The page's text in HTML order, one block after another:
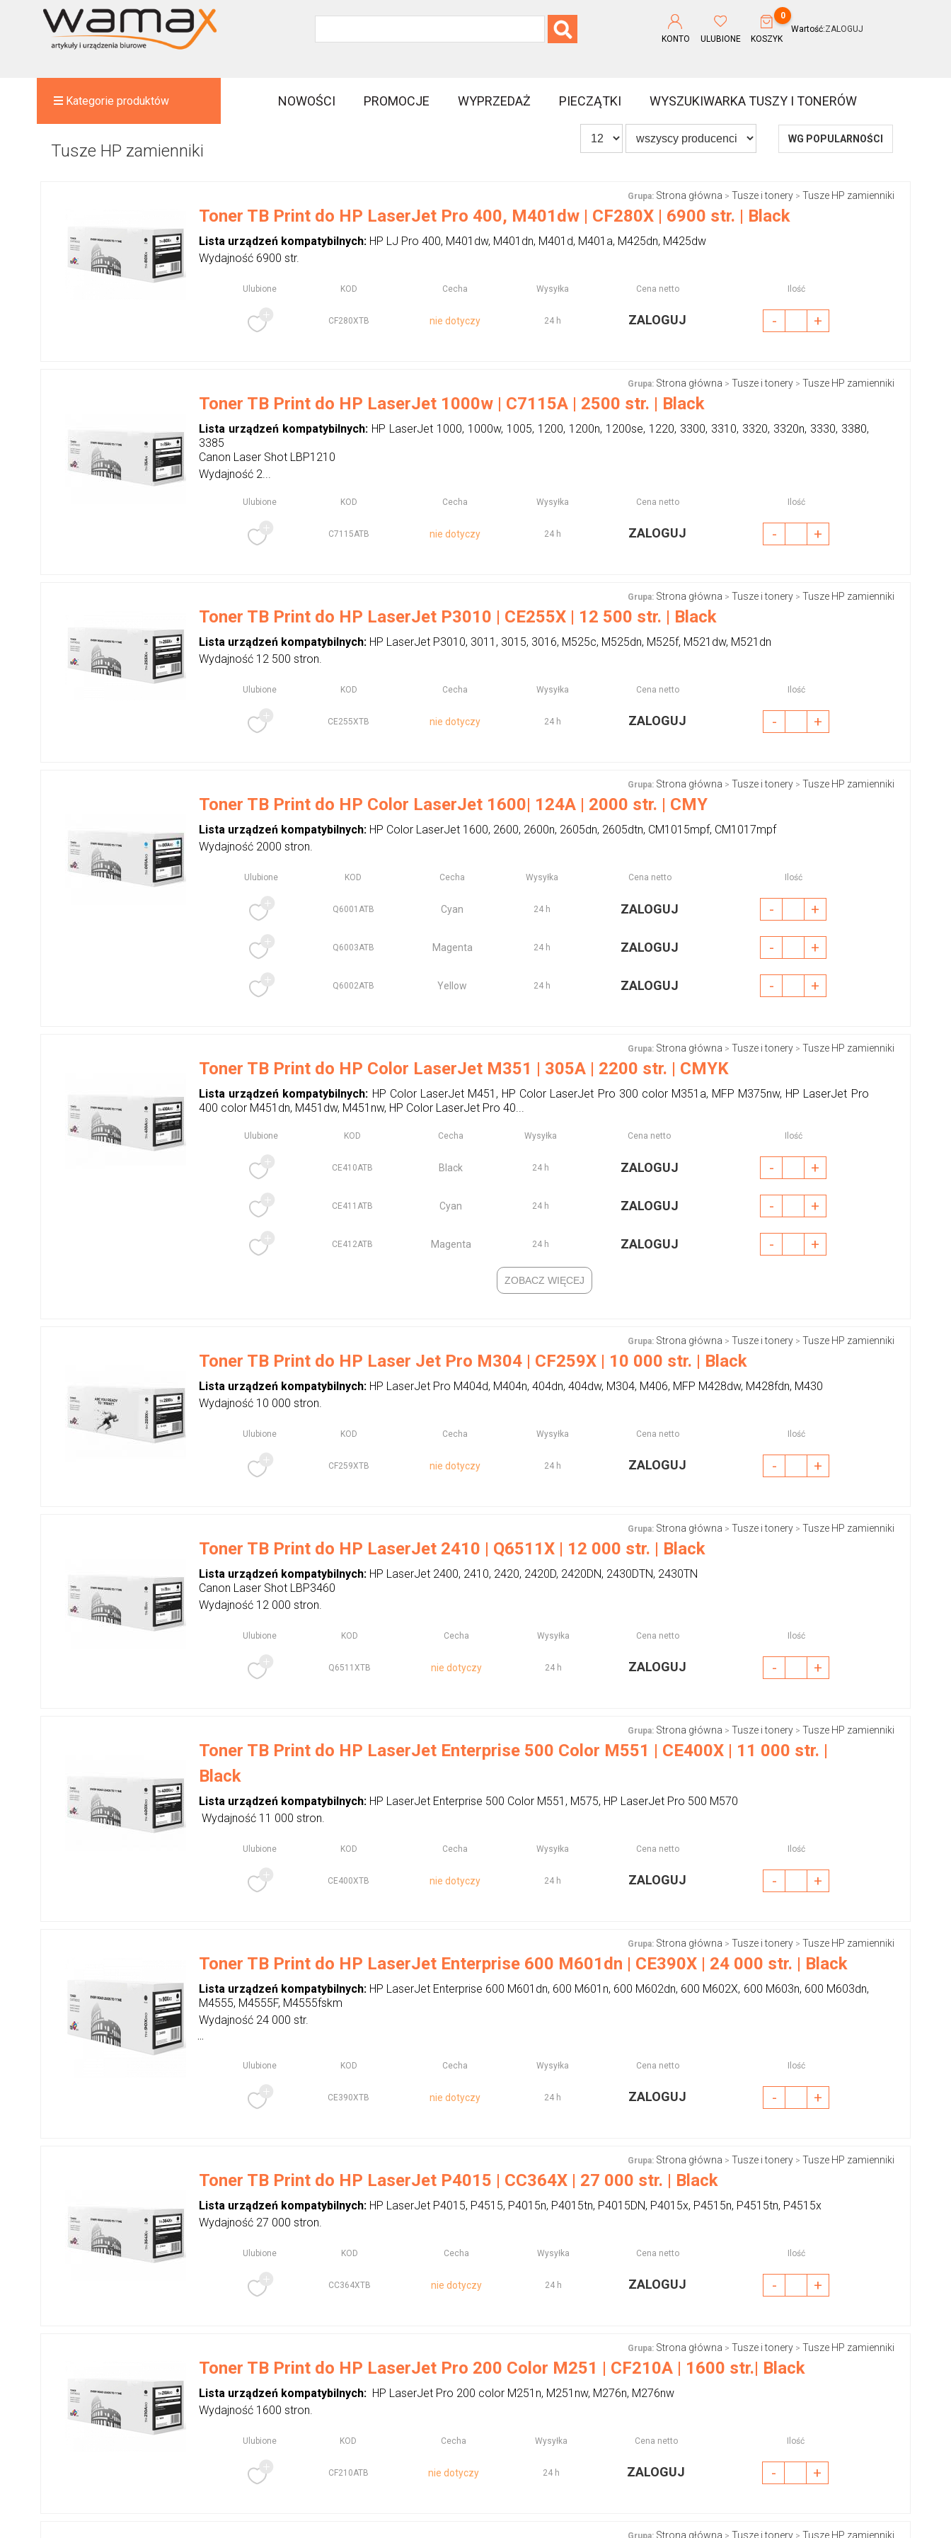
KONTO ULUBIONE
0
KOSZYK
Wartość:ZALOGUJ
Kategorie produktów NOWOŚCI PROMOCJE WYPRZEDAŻ PIECZĄTKI WYSZUKIWARKA TUSZY I TONERÓW
WG POPULARNOŚCI
Tusze HP zamienniki
Grupa: Strona główna > Tusze i tonery > Tusze HP zamienniki
Toner TB Print do HP LaserJet Pro 400, M401dw | CF280X | 6900 str. | Black
Lista urządzeń kompatybilnych: HP LJ Pro 400, M401dw, M401dn, M401d, M401a, M425dn, M425dw
Wydajność 6900 str.
Ulubione KOD Cecha Wysyłka Cena netto Ilość
CF280XTB nie dotyczy 24 h ZALOGUJ - +
Grupa: Strona główna > Tusze i tonery > Tusze HP zamienniki
Toner TB Print do HP LaserJet 1000w | C7115A | 2500 str. | Black
Lista urządzeń kompatybilnych: HP LaserJet 1000, 1000w, 1005, 1200, 1200n, 1200se, 1220, 3300, 3310, 3320, 3320n, 3330, 3380,
3385
Canon Laser Shot LBP1210
Wydajność 2...
Ulubione KOD Cecha Wysyłka Cena netto Ilość
C7115ATB nie dotyczy 24 h ZALOGUJ - +
Grupa: Strona główna > Tusze i tonery > Tusze HP zamienniki
Toner TB Print do HP LaserJet P3010 | CE255X | 12 500 str. | Black
Lista urządzeń kompatybilnych: HP LaserJet P3010, 3011, 3015, 3016, M525c, M525dn, M525f, M521dw, M521dn
Wydajność 12 500 stron.
Ulubione KOD Cecha Wysyłka Cena netto Ilość
CE255XTB nie dotyczy 24 h ZALOGUJ - +
Grupa: Strona główna > Tusze i tonery > Tusze HP zamienniki
Toner TB Print do HP Color LaserJet 1600| 124A | 2000 str. | CMY
Lista urządzeń kompatybilnych: HP Color LaserJet 1600, 2600, 2600n, 2605dn, 2605dtn, CM1015mpf, CM1017mpf
Wydajność 2000 stron.
Ulubione KOD Cecha Wysyłka Cena netto Ilość
Q6001ATB Cyan 24 h ZALOGUJ - +
Q6003ATB Magenta 24 h ZALOGUJ - +
Q6002ATB Yellow 24 h ZALOGUJ - +
Grupa: Strona główna > Tusze i tonery > Tusze HP zamienniki
Toner TB Print do HP Color LaserJet M351 | 305A | 2200 str. | CMYK
Lista urządzeń kompatybilnych: HP Color LaserJet M451, HP Color LaserJet Pro 300 color M351a, MFP M375nw, HP LaserJet Pro
400 color M451dn, M451dw, M451nw, HP Color LaserJet Pro 40...
Ulubione KOD Cecha Wysyłka Cena netto Ilość
CE410ATB Black 24 h ZALOGUJ - +
CE411ATB Cyan 24 h ZALOGUJ - +
CE412ATB Magenta 24 h ZALOGUJ - +
ZOBACZ WIĘCEJ
Grupa: Strona główna > Tusze i tonery > Tusze HP zamienniki
Toner TB Print do HP Laser Jet Pro M304 | CF259X | 10 000 str. | Black
Lista urządzeń kompatybilnych: HP LaserJet Pro M404d, M404n, 404dn, 404dw, M304, M406, MFP M428dw, M428fdn, M430
Wydajność 10 000 stron.
Ulubione KOD Cecha Wysyłka Cena netto Ilość
CF259XTB nie dotyczy 24 h ZALOGUJ - +
Grupa: Strona główna > Tusze i tonery > Tusze HP zamienniki
Toner TB Print do HP LaserJet 2410 | Q6511X | 12 000 str. | Black
Lista urządzeń kompatybilnych: HP LaserJet 2400, 2410, 2420, 2420D, 2420DN, 2430DTN, 2430TN
Canon Laser Shot LBP3460
Wydajność 12 000 stron.
Ulubione KOD Cecha Wysyłka Cena netto Ilość
Q6511XTB nie dotyczy 24 h ZALOGUJ - +
Grupa: Strona główna > Tusze i tonery > Tusze HP zamienniki
Toner TB Print do HP LaserJet Enterprise 500 Color M551 | CE400X | 11 000 str. |
Black
Lista urządzeń kompatybilnych: HP LaserJet Enterprise 500 Color M551, M575, HP LaserJet Pro 500 M570
Wydajność 11 000 stron.
Ulubione KOD Cecha Wysyłka Cena netto Ilość
CE400XTB nie dotyczy 24 h ZALOGUJ - +
Grupa: Strona główna > Tusze i tonery > Tusze HP zamienniki
Toner TB Print do HP LaserJet Enterprise 600 M601dn | CE390X | 24 000 str. | Black
Lista urządzeń kompatybilnych: HP LaserJet Enterprise 600 M601dn, 600 M601n, 600 M602dn, 600 M602X, 600 M603n, 600 M603dn,
M4555, M4555F, M4555fskm
Wydajność 24 000 str.
Ulubione KOD Cecha Wysyłka Cena netto Ilość
CE390XTB nie dotyczy 24 h ZALOGUJ - +
Grupa: Strona główna > Tusze i tonery > Tusze HP zamienniki
Toner TB Print do HP LaserJet P4015 | CC364X | 27 000 str. | Black
Lista urządzeń kompatybilnych: HP LaserJet P4015, P4515, P4015n, P4015tn, P4015DN, P4015x, P4515n, P4515tn, P4515x
Wydajność 27 000 stron.
Ulubione KOD Cecha Wysyłka Cena netto Ilość
CC364XTB nie dotyczy 24 h ZALOGUJ - +
Grupa: Strona główna > Tusze i tonery > Tusze HP zamienniki
Toner TB Print do HP LaserJet Pro 200 Color M251 | CF210A | 1600 str.| Black
Lista urządzeń kompatybilnych: HP LaserJet Pro 200 color M251n, M251nw, M276n, M276nw
Wydajność 1600 stron.
Ulubione KOD Cecha Wysyłka Cena netto Ilość
CF210ATB nie dotyczy 24 h ZALOGUJ - +
Grupa: Strona główna > Tusze i tonery > Tusze HP zamienniki